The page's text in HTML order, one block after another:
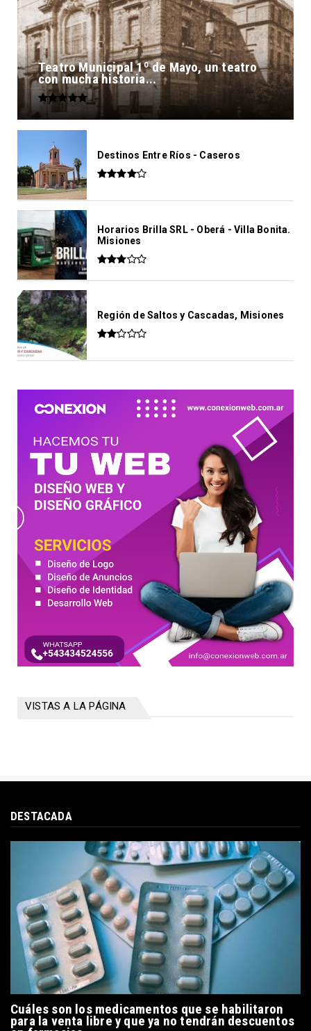
Teatro Municipal 1º de Mayo, un teatro
con mucha historia...
Destinos Entre Ríos - Caseros
Horarios Brilla SRL - Oberá - Villa Bonita.
Misiones
Región de Saltos y Cascadas, Misiones
VISTAS A LA PÁGINA
DESTACADA
Cuáles son los medicamentos que se habilitaron
para la venta libre y que ya no tendrán descuentos